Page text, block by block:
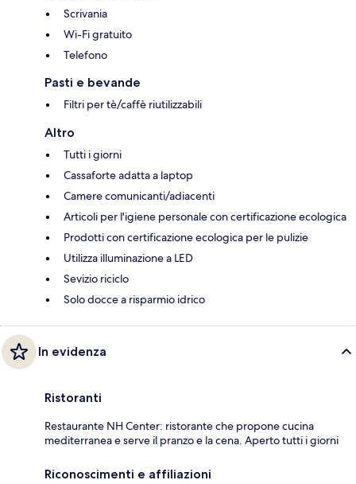
Scrivania
Wi-Fi gratuito
Telefono
Pasti e bevande
Filtri per tè/caffè riutilizzabili
Altro
Tutti i giorni
Cassaforte adatta a laptop
Camere comunicanti/adiacenti
Articoli per l'igiene personale con certificazione ecologica
Prodotti con certificazione ecologica per le pulizie
Utilizza illuminazione a LED
Sevizio riciclo
Solo docce a risparmio idrico
In evidenza
Ristoranti
Restaurante NH Center: ristorante che propone cucina
mediterranea e serve il pranzo e la cena. Aperto tutti i giorni
Riconoscimenti e affiliazioni